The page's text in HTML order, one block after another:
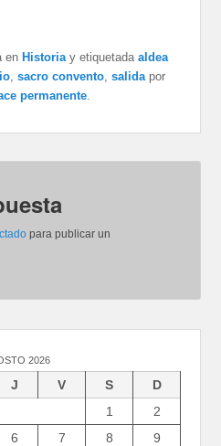
enHistoria y etiquetadaaldea
,sacro convento ,salida por
permanente
para publicar un
2026
J V S
D
1
2
6 7 8
9